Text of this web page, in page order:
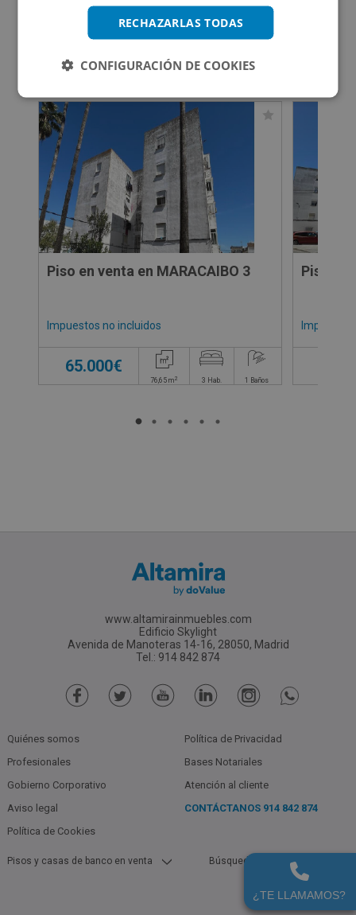
Inmuebles que te pueden interesar
Piso en venta en MARACAIBO 3
Impuestos no incluidos
65.000€
76,65m2 3 Hab. 1 Baños
Piso en
www.altamirainmuebles.com
Edificio Skylight
Avenida de Manoteras 14-16, 28050, Madrid
Tel.: 914 842 874
Quiénes somos
Profesionales
Gobierno Corporativo
Aviso legal
Política de Cookies
Política de Privacidad
Bases Notariales
Atención al cliente
CONTÁCTANOS 914 842 874
Pisos y casas de banco en venta Búsquedas populares
Garajes De Bancos En Cádiz En
RECHAZARLAS TODAS
CONFIGURACIÓN DE COOKIES